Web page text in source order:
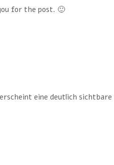
for the post. 🙂
eine deutlich sichtbare